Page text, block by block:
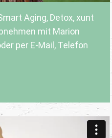
Aging, Detox, xunt
mit Marion
per E-Mail, Telefon